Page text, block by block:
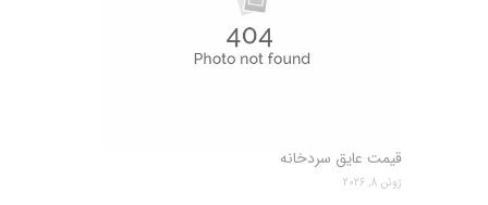
قیمت عایق سردخانه
ژوئن 8, 2026